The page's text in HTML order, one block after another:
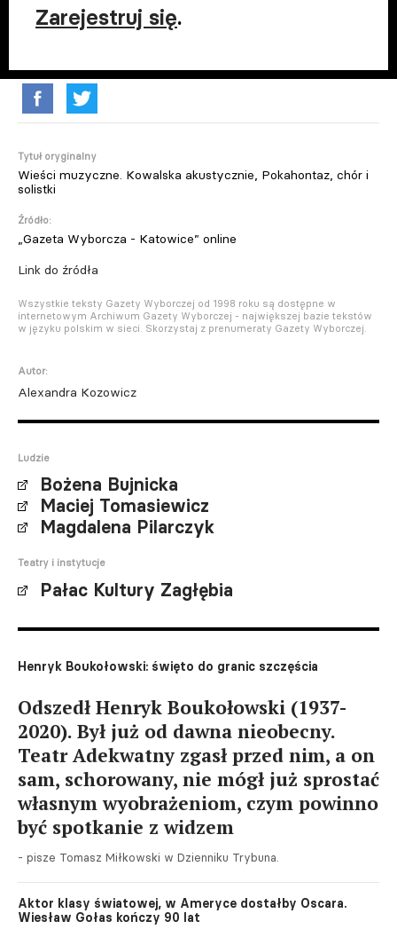
Zarejestruj się.
Tytuł oryginalny
Wieści muzyczne. Kowalska akustycznie, Pokahontaz, chór i
solistki
Źródło:
„Gazeta Wyborcza - Katowice” online
Link do źródła
Wszystkie teksty Gazety Wyborczej od 1998 roku są dostępne w
internetowym Archiwum Gazety Wyborczej - największej bazie tekstów
w języku polskim w sieci. Skorzystaj z prenumeraty Gazety Wyborczej.
Autor:
Alexandra Kozowicz
Ludzie
Bożena Bujnicka
Maciej Tomasiewicz
Magdalena Pilarczyk
Teatry i instytucje
Pałac Kultury Zagłębia
Henryk Boukołowski: święto do granic szczęścia
Odszedł Henryk Boukołowski (1937-
2020). Był już od dawna nieobecny.
Teatr Adekwatny zgasł przed nim, a on
sam, schorowany, nie mógł już sprostać
własnym wyobrażeniom, czym powinno
być spotkanie z widzem
- pisze Tomasz Miłkowski w Dzienniku Trybuna.
Aktor klasy światowej, w Ameryce dostałby Oscara.
Wiesław Gołas kończy 90 lat